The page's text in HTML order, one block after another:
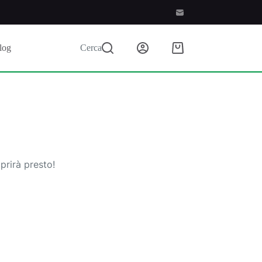
Cerca Carrello
presto!